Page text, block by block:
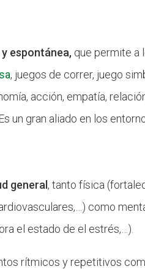
espontánea, que permite a
, juegos de correr, juego
acción, empatía,
un gran aliado en los
general , tanto física
como
el estado de el estrés,…).
rítmicos y repetitivos